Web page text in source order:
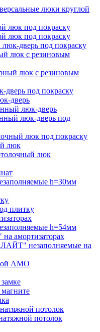
люки круглой
люк под покраску
люк под покраску
дверь под покраску
люк с резиновым
люк с резиновым
под покраску
дверь
люк-дверь
люк-дверь под
люк под покраску
люк
люк
h=30мм
плитку
h=54мм
амортизаторах
незаполняемые на
АМО
потолок
потолок